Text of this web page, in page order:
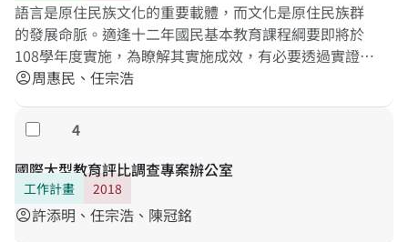
語言是原住民族文化的重要載體，而文化是原住民族群
的發展命脈。適逢十二年國民基本教育課程綱要即將於
108學年度實施，為瞭解其實施成效，有必要透過實證研
究進行分析與討論。本研究主要目的在探討十二年課綱
訪談，了解教師對新課綱的解理與因應策略。其次，依
據新課綱原住民族語文中「學習表現」與「學習內容」
之指標，發展第四學習階段之族語素養測量工具，作為
未來TASA-L長期追蹤調查之測量依據。研究結果將有助
於了解現職教師實施族語教學之現況，以及發現適當之
族語素養標準化測量工具。
account_circle周惠民、任宗浩
勾選
4
國際大型教育評比調查專案辦公室
工作計畫 2018
account_circle許添明、任宗浩、陳冠銘